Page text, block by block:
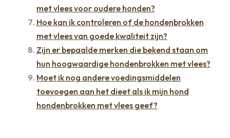
met vlees voor oudere honden?
Hoe kan ik controleren of de hondenbrokken
met vlees van goede kwaliteit zijn?
Zijn er bepaalde merken die bekend staan om
hun hoogwaardige hondenbrokken met vlees?
Moet ik nog andere voedingsmiddelen
toevoegen aan het dieet als ik mijn hond
hondenbrokken met vlees geef?